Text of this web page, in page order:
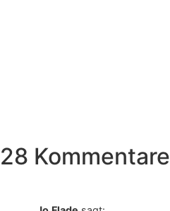
28 Kommentare